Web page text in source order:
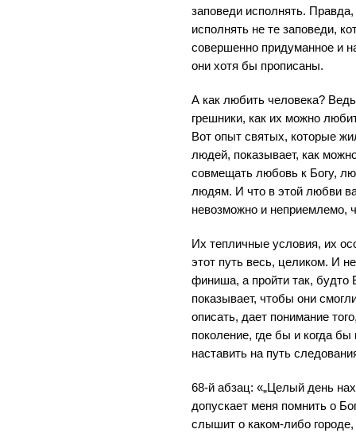
заповеди исполнять.
исполнять не те заповеди,
совершенно придуманное и
они хотя бы прописаны.
А как любить человека?
грешники, как их можно
Вот опыт святых, которые
людей, показывает, как
совмещать любовь к Богу,
людям. И что в этой любви
невозможно и неприемлемо,
Их тепличные условия, их
этот путь весь, целиком. И
финиша, а пройти так, будто
показывает, чтобы они
описать, дает понимание
поколение, где бы и когда
наставить на путь
68-й абзац: «„Целый день
допускает меня помнить о
слышит о каком-либо городе,